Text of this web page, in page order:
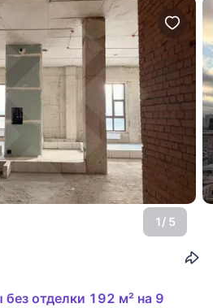
1/ 5
отделки 192 м² на 9